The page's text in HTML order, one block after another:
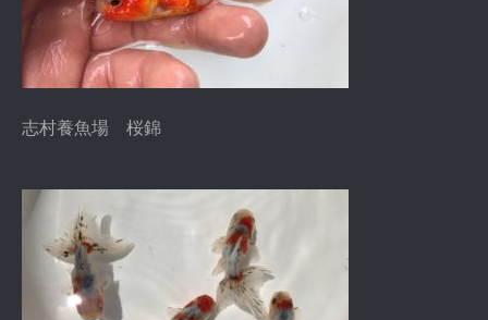
志村養魚場 桜錦